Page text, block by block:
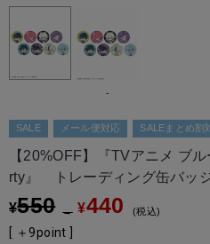
SALE メール便対応 SALEまとめ割
【20%OFF】『TVアニメ ブ
rty』 トレーディング缶バッ
¥550 → ¥440 税込
[ ＋9point ]
-